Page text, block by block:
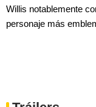
Willis notablemente
personaje más